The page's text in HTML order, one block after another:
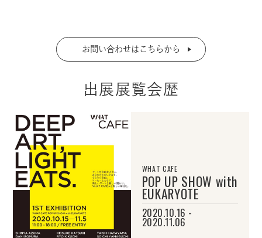
お問い合わせはこちらから
出展展覧会歴
WHAT CAFE
POP UP SHOW with
EUKARYOTE
2020.10.16 -
2020.11.06